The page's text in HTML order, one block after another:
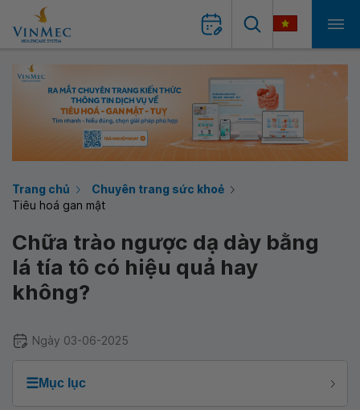
Trang chủ
Chuyên trang sức khoẻ
Tiêu hoá gan mật
Chữa trào ngược dạ dày bằng
lá tía tô có hiệu quả hay
không?
Ngày 03-06-2025
☰Mục lục